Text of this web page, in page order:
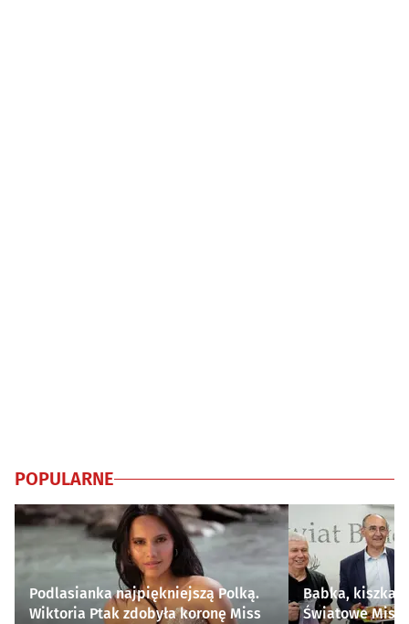
POPULARNE
Podlasianka najpiękniejszą Polką.
Wiktoria Ptak zdobyła koronę Miss
Babka, kiszka i
Światowe